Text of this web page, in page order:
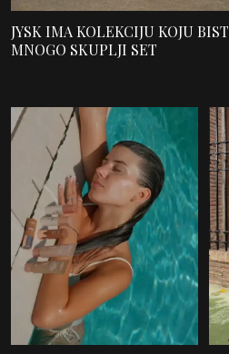
JYSK IMA KOLEKCIJU KOJU
MNOGO SKUPLJI SET